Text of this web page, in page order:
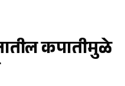
कपातीमुळे